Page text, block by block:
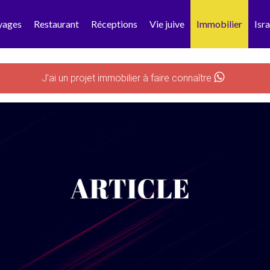
Restaurant Réceptions Vie juive Immobilier
J'ai un projet immobilier à faire connaître